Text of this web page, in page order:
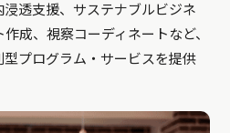
透支援、サステナブルビジネ
成、視察コーディネートなど、
プログラム・サービスを提供